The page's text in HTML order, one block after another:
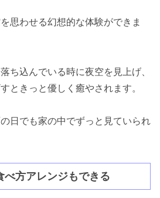
思わせる幻想的な体験ができま
ち込んでいる時に夜空を見上げ、
ときっと優しく癒やされます。
日でも家の中でずっと見ていられ
べ方アレンジもできる